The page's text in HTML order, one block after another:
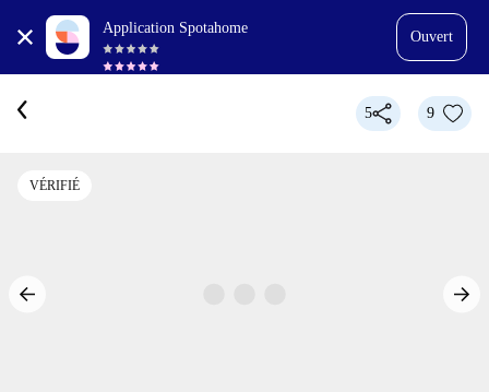
Application Spotahome
Ouvert
5 9
VÉRIFIÉ